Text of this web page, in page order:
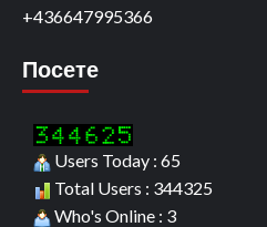
+436647995366
Посете
Users Today : 65
Total Users : 344325
Who's Online : 3